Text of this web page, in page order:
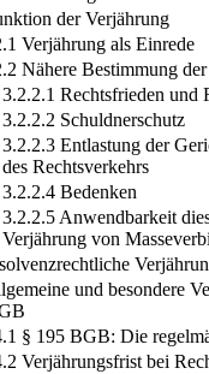
der Verjährung
Verjährung als Einrede
Nähere Bestimmung
3.2.2.1 Rechtsfrieden und
3.2.2.2 Schuldnerschutz
3.2.2.3 Entlastung der
des Rechtsverkehrs
3.2.2.4 Bedenken
3.2.2.5 Anwendbarkeit
Verjährung von
und besondere
§ 195 BGB: Die
Verjährungsfrist bei